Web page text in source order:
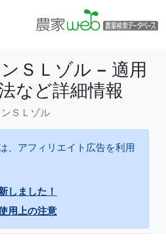
ＳＬゾル − 適用
など詳細情報
ＳＬゾル
、アフィリエイト広告を利用
しました！
用上の注意